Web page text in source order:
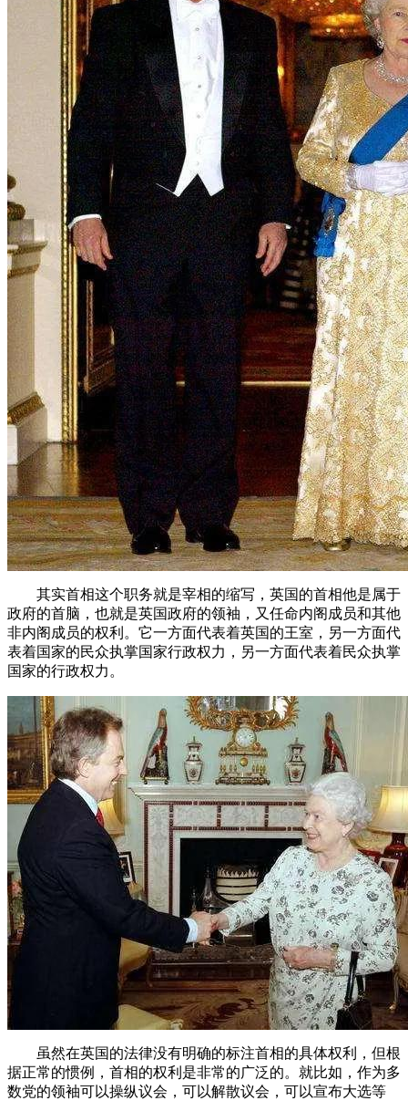
其实首相这个职务就是宰相的缩写，英国的首相他是属于
政府的首脑，也就是英国政府的领袖，又任命内阁成员和其他
非内阁成员的权利。它一方面代表着英国的王室，另一方面代
表着国家的民众执掌国家行政权力，另一方面代表着民众执掌
国家的行政权力。
虽然在英国的法律没有明确的标注首相的具体权利，但根
据正常的惯例，首相的权利是非常的广泛的。就比如，作为多
数党的领袖可以操纵议会，可以解散议会，可以宣布大选等